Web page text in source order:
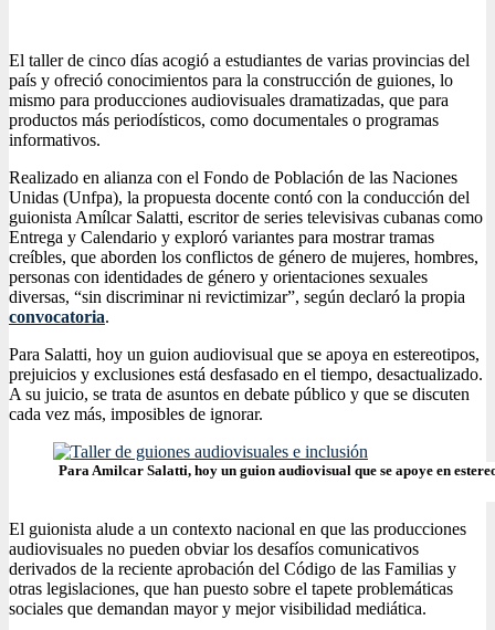
El taller de cinco días acogió a estudiantes de varias provincias del
país y ofreció conocimientos para la construcción de guiones, lo
mismo para producciones audiovisuales dramatizadas, que para
productos más periodísticos, como documentales o programas
informativos.
Realizado en alianza con el Fondo de Población de las Naciones
Unidas (Unfpa), la propuesta docente contó con la conducción del
guionista Amílcar Salatti, escritor de series televisivas cubanas como
Entrega y Calendario y exploró variantes para mostrar tramas
creíbles, que aborden los conflictos de género de mujeres, hombres,
personas con identidades de género y orientaciones sexuales
diversas, “sin discriminar ni revictimizar”, según declaró la propia
convocatoria.
Para Salatti, hoy un guion audiovisual que se apoya en estereotipos,
prejuicios y exclusiones está desfasado en el tiempo, desactualizado.
A su juicio, se trata de asuntos en debate público y que se discuten
cada vez más, imposibles de ignorar.
Para Amilcar Salatti, hoy un guion audiovisual que se apoye en
El guionista alude a un contexto nacional en que las producciones
audiovisuales no pueden obviar los desafíos comunicativos
derivados de la reciente aprobación del Código de las Familias y
otras legislaciones, que han puesto sobre el tapete problemáticas
sociales que demandan mayor y mejor visibilidad mediática.